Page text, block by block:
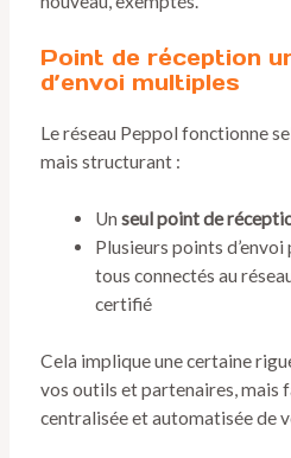
Point de réception
d’envoi multiples
Le réseau Peppol fonctionne
mais structurant :
Unseul point de
Plusieurs points
tous connectés au
certifié
Cela implique une certaine
vos outils et partenaires, mais
centralisée et automatisée de